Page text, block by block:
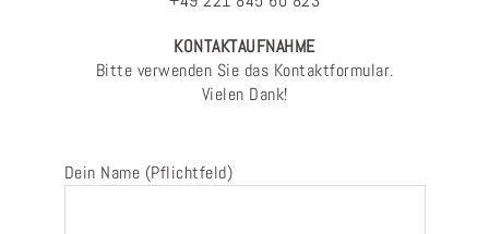
KONTAKTAUFNAHME
Bitte verwenden Sie das Kontaktformular.
Vielen Dank!
Dein Name (Pflichtfeld)